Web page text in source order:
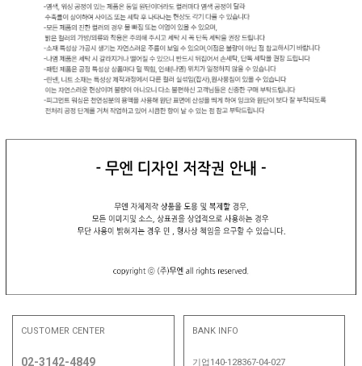
CUSTOMER CENTER
02-3142-4849
BANK INFO
기업140-128367-04-027